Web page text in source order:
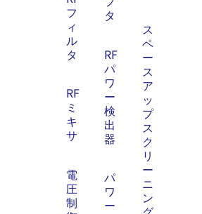
フ
ィ
ル
タ
RF
ミ
キ
サ
電
圧
制
タ
RF
パ
ワ
ー
検
出
器
パ
ワ
ー
ス
ペ
ー
ス
ア
ッ
プ
ス
ク
リ
ー
ニ
ン